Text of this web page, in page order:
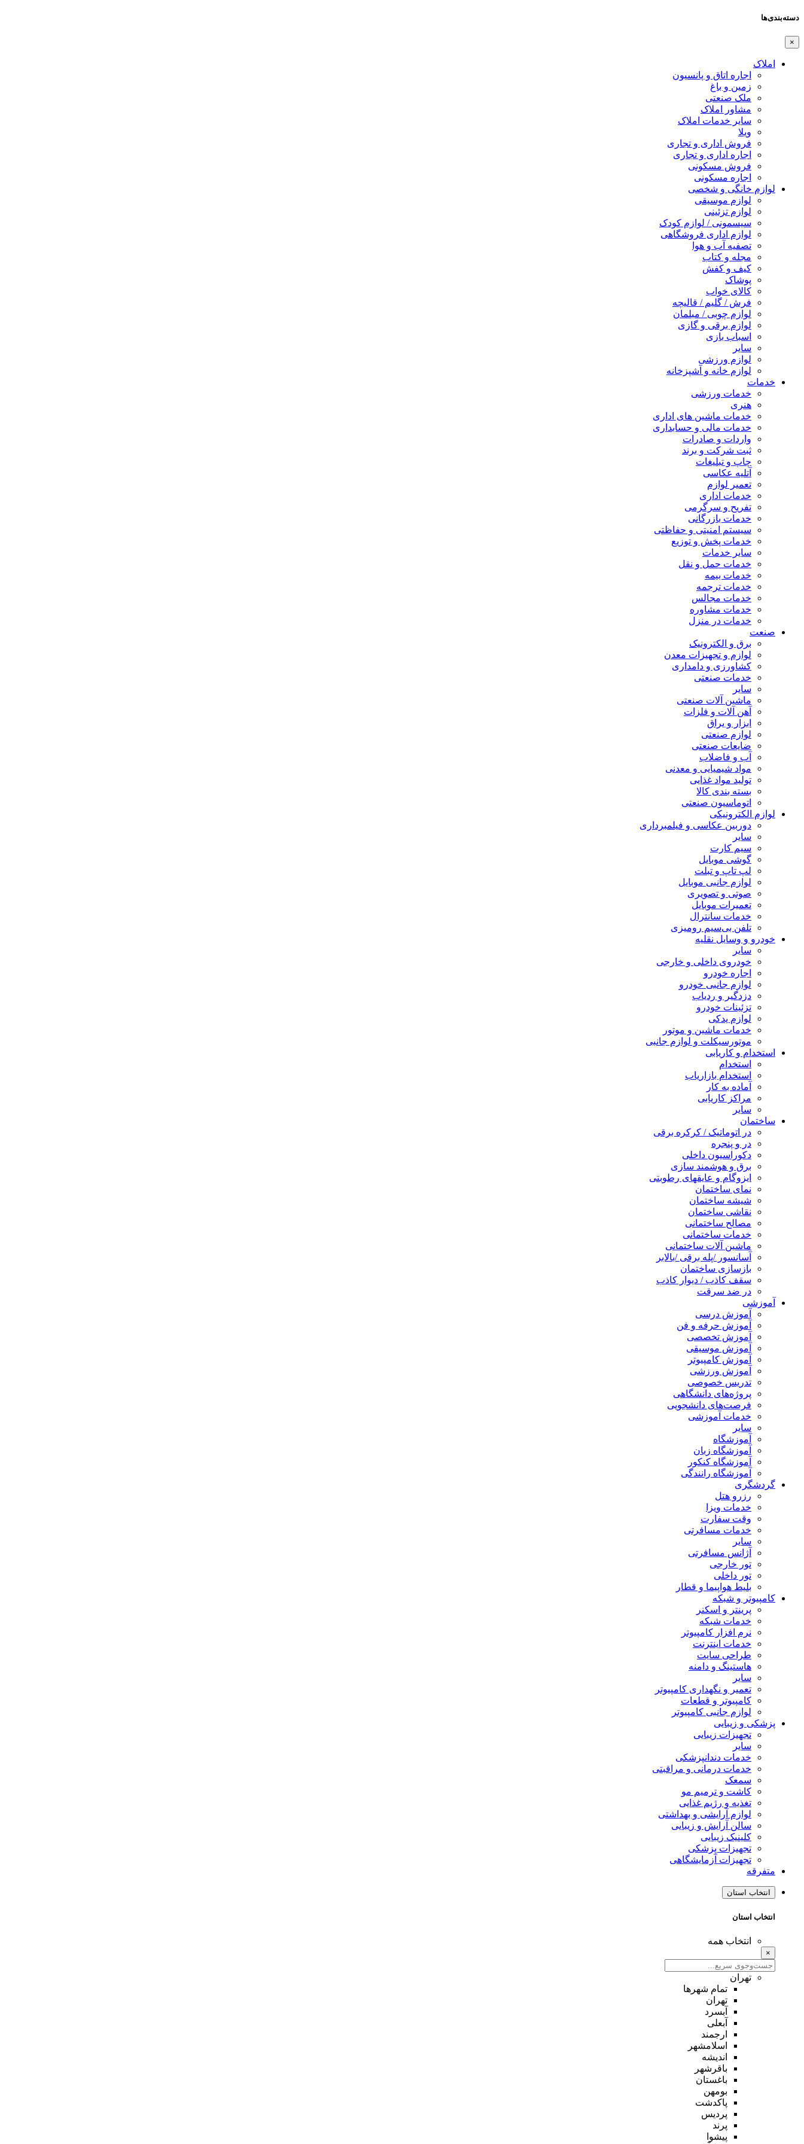
دسته‌بندی‌ها
×
املاک
اجاره اتاق و پانسیون
زمین و باغ
ملک صنعتی
مشاور املاک
سایر خدمات املاک
ویلا
فروش اداری و تجاری
اجاره اداری و تجاری
فروش مسکونی
اجاره مسکونی
لوازم خانگی و شخصی
لوازم موسیقی
لوازم تزئینی
سیسمونی / لوازم کودک
لوازم اداری فروشگاهی
تصفیه آب و هوا
مجله و کتاب
کیف و کفش
پوشاک
کالای خواب
فرش / گلیم / قالیچه
لوازم چوبی / مبلمان
لوازم برقی و گازی
اسباب بازی
سایر
لوازم ورزشی
لوازم خانه و آشپزخانه
خدمات
خدمات ورزشی
هنری
خدمات ماشین های اداری
خدمات مالی و حسابداری
واردات و صادرات
ثبت شرکت و برند
چاپ و تبلیغات
آتلیه عکاسی
تعمیر لوازم
خدمات اداری
تفریح و سرگرمی
خدمات بازرگانی
سیستم امنیتی و حفاظتی
خدمات پخش و توزیع
سایر خدمات
خدمات حمل و نقل
خدمات بیمه
خدمات ترجمه
خدمات مجالس
خدمات مشاوره
خدمات در منزل
صنعت
برق و الکترونیک
لوازم و تجهیزات معدن
کشاورزی و دامداری
خدمات صنعتی
سایر
ماشین آلات صنعتی
آهن آلات و فلزات
ابزار و یراق
لوازم صنعتی
ضایعات صنعتی
آب و فاضلاب
مواد شیمیایی و معدنی
تولید مواد غذایی
بسته بندی کالا
اتوماسیون صنعتی
لوازم الکترونیکی
دوربین عکاسی و فیلمبرداری
سایر
سیم کارت
گوشی موبایل
لپ تاپ و تبلت
لوازم جانبی موبایل
صوتی و تصویری
تعمیرات موبایل
خدمات سانترال
تلفن بی‌سیم رومیزی
خودرو و وسایل نقلیه
سایر
خودروی داخلی و خارجی
اجاره خودرو
لوازم جانبی خودرو
دزدگیر و ردیاب
تزئینات خودرو
لوازم یدکی
خدمات ماشین و موتور
موتورسیکلت و لوازم جانبی
استخدام و کاریابی
استخدام
استخدام بازاریاب
آماده به کار
مراکز کاریابی
سایر
ساختمان
در اتوماتیک / کرکره برقی
در و پنجره
دکوراسیون داخلی
برق و هوشمند سازی
ایزوگام و عایقهای رطوبتی
نمای ساختمان
شیشه ساختمان
نقاشی ساختمان
مصالح ساختمانی
خدمات ساختمانی
ماشین آلات ساختمانی
آسانسور /پله برقی /بالابر
بازسازی ساختمان
سقف کاذب / دیوار کاذب
در ضد سرقت
آموزشی
آموزش درسی
آموزش حرفه و فن
آموزش تخصصی
آموزش موسیقی
آموزش کامپیوتر
آموزش ورزشی
تدریس خصوصی
پروژه‌های دانشگاهی
فرصت‌های دانشجویی
خدمات آموزشی
سایر
آموزشگاه
آموزشگاه زبان
آموزشگاه کنکور
آموزشگاه رانندگی
گردشگری
رزرو هتل
خدمات ویزا
وقت سفارت
خدمات مسافرتی
سایر
آژانس مسافرتی
تور خارجی
تور داخلی
بلیط هواپیما و قطار
کامپیوتر و شبکه
پرینتر و اسکنر
خدمات شبکه
نرم افزار کامپیوتر
خدمات اینترنت
طراحی سایت
هاستینگ و دامنه
سایر
تعمیر و نگهداری کامپیوتر
کامپیوتر و قطعات
لوازم جانبی کامپیوتر
پزشکی و زیبایی
تجهیزات زیبایی
سایر
خدمات دندانپزشکی
خدمات درمانی و مراقبتی
سمعک
کاشت و ترمیم مو
تغذیه و رژیم غذایی
لوازم آرایشی و بهداشتی
سالن آرایش و زیبایی
کلینیک زیبایی
تجهیزات پزشکی
تجهیزات آزمایشگاهی
متفرقه
انتخاب استان
انتخاب استان
انتخاب همه
×
تهران
تمام شهر‌ها
تهران
آبسرد
آبعلی
ارجمند
اسلامشهر
اندیشه
باقرشهر
باغستان
بومهن
پاکدشت
پردیس
پرند
پیشوا